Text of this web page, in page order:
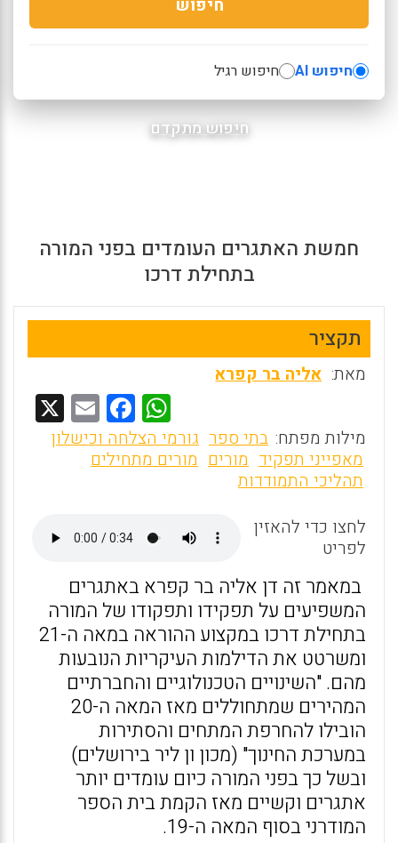
חיפוש
חיפוש AI חיפוש רגיל
חיפוש מתקדם
חמשת האתגרים העומדים בפני המורה
בתחילת דרכו
תקציר
מאת: אליה בר קפרא
W
h
at
A
p
p
F
a
ce
o
o
k
E
m מילות מפתח: בתי ספר גורמי הצלחה וכישלון
מאפייני תפקיד מורים מורים מתחילים
תהליכי התמודדות
לחצו כדי להאזין
לפריט
במאמר זה דן אליה בר קפרא באתגרים
המשפיעים על תפקידו ותפקודו של המורה
בתחילת דרכו במקצוע ההוראה במאה ה-21
ומשרטט את הדילמות העיקריות הנובעות
מהם. "השינויים הטכנולוגיים והחברתיים
המהירים שמתחוללים מאז המאה ה-20
הובילו להחרפת המתחים והסתירות
במערכת החינוך" (מכון ון ליר בירושלים)
ובשל כך בפני המורה כיום עומדים יותר
אתגרים וקשיים מאז הקמת בית הספר
המודרני בסוף המאה ה-19.